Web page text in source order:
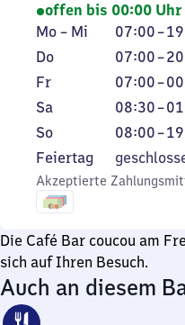
offen bis 00:00 Uhr
Montag
bis
Mittwoch
Mo – Mi 07:00–
Von
7
Uhr
19
Uhr
Donnerstag
Do 07:00–
Von
7
Uhr
20
Uhr
Freitag
Fr 07:00–
Von
7
Uhr
0
Uhr
Samstag
Sa 08:30–
Von
8
30
Uhr
Sonntag
So 08:00–
Von
8
Uhr
Uhr
Feiertag
Feiertag
Akzeptierte
Die Café Bar coucou am
sich auf Ihren Besuch.
Auch an diesem